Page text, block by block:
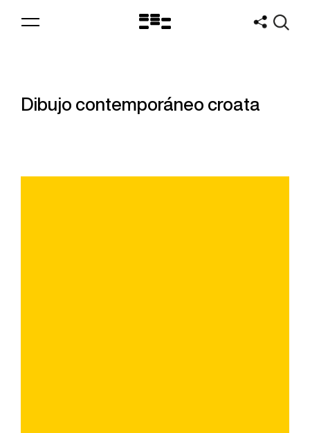
Logo
Dibujo contemporáneo croata